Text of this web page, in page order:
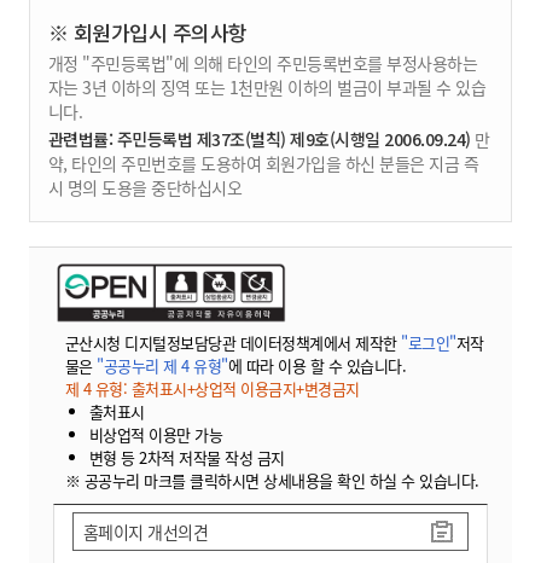
※ 회원가입시 주의사항
개정 "주민등록법"에 의해 타인의 주민등록번호를 부정사용하는
자는 3년 이하의 징역 또는 1천만원 이하의 벌금이 부과될 수 있습
니다.
관련법률: 주민등록법 제37조(벌칙) 제9호(시행일 2006.09.24) 만
약, 타인의 주민번호를 도용하여 회원가입을 하신 분들은 지금 즉
시 명의 도용을 중단하십시오
군산시청 디지털정보담당관 데이터정책계에서 제작한 "로그인"저작
물은 "공공누리 제 4 유형"에 따라 이용 할 수 있습니다.
제 4 유형: 출처표시+상업적 이용금지+변경금지
출처표시
비상업적 이용만 가능
변형 등 2차적 저작물 작성 금지
※ 공공누리 마크를 클릭하시면 상세내용을 확인 하실 수 있습니다.
홈페이지 개선의견